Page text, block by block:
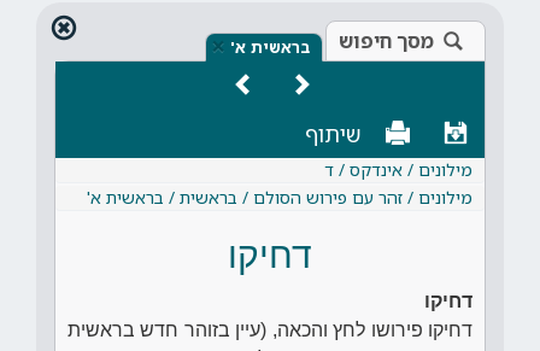
מסך חיפוש בראשית א' ×
שיתוף
מילונים / אינדקס / ד
מילונים / זהר עם פירוש הסולם / בראשית / בראשית א'
דחיקו
דחיקו
דחיקו פירושו לחץ והכאה, (עיין בזוהר חדש בראשית